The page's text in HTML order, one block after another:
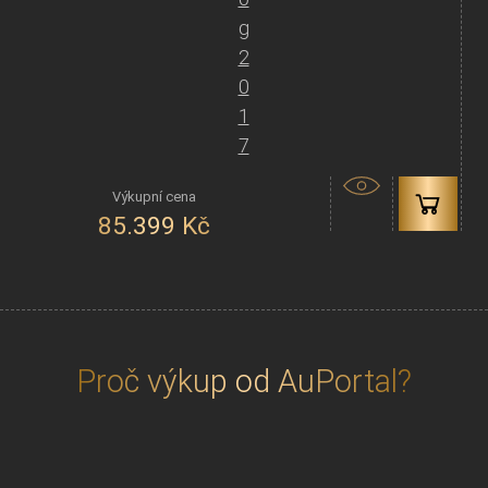
g
2
0
1
7
85.399 Kč
Proč výkup od AuPortal?